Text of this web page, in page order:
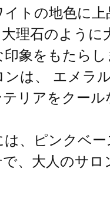
トの地色に
理石のように
象をもたらし
は、 エメラ
リアをクー
、ピンクベ
、大人のサロ